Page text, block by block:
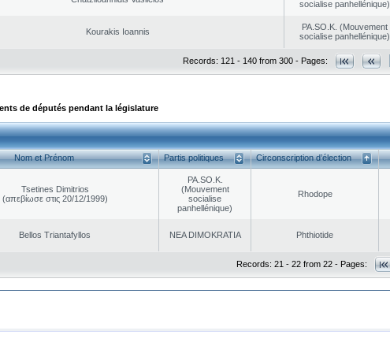
socialise panhellénique)
Kourakis Ioannis
PA.SO.K. (Mouvement
socialise panhellénique)
Records: 121 - 140 from 300 - Pages:
de députés pendant la législature
Nom et Prénom Partis politiques Circonscription d’élection
Tsetines Dimitrios
(απεβίωσε στις 20/12/1999)
PA.SO.K.
(Mouvement
socialise
panhellénique)
Rhodope
Bellos Triantafyllos NEA DΙMOKRATIA Phthiotide
Records: 21 - 22 from 22 - Pages: